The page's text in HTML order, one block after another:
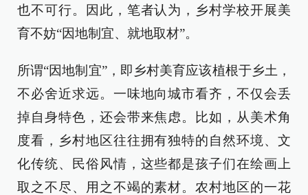
也不可行。因此，笔者认为，乡村学校开展美
育不妨“因地制宜、就地取材”。
所谓“因地制宜”，即乡村美育应该植根于乡土，
不必舍近求远。一味地向城市看齐，不仅会丢
掉自身特色，还会带来焦虑。比如，从美术角
度看，乡村地区往往拥有独特的自然环境、文
化传统、民俗风情，这些都是孩子们在绘画上
取之不尽、用之不竭的素材。农村地区的一花